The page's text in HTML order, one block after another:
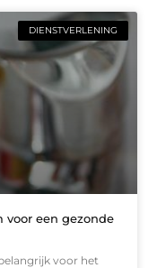
DIENSTVERLENING
voor een gezonde
voor het